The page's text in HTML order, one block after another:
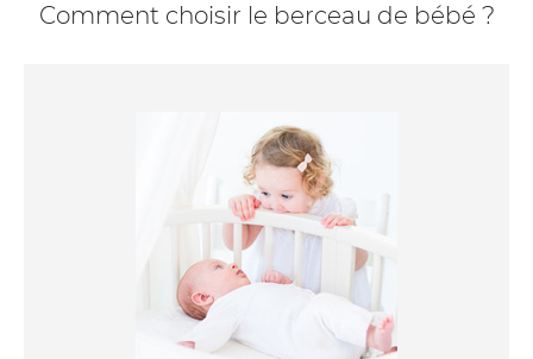
Comment choisir le berceau de bébé ?